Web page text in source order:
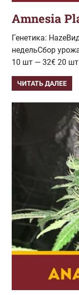
Amnesia
Генетика:
недельСбор
10 шт — 32€ 20
ЧИТАТЬ ДАЛЕЕ